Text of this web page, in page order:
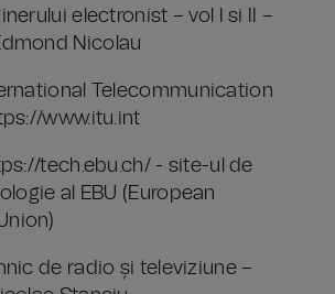
electronist – vol I si II –
Nicolau
Telecommunication
www.itu.int
tech.ebu.ch/ - site-ul de
al EBU (European
de radio și televiziune –